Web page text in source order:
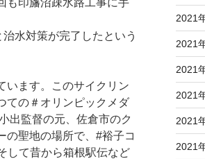
水対策が完了したという
います。このサイクリン
ての＃オリンピックメダ
出監督の元、佐倉市のク
の聖地の場所で、#裕子コ
して昔から箱根駅伝など
2021
2021
2021
2021
2021
2021